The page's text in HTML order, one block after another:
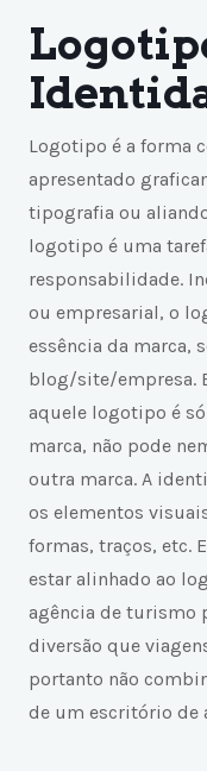
Logotipo é a forma
apresentado
tipografia ou
logotipo é uma
responsabilidade.
ou empresarial, o
essência da marca,
blog/site/empresa.
aquele logotipo é
marca, não pode
outra marca. A
os elementos
formas, traços, etc.
estar alinhado ao
agência de turismo
diversão que
portanto não
de um escritório de